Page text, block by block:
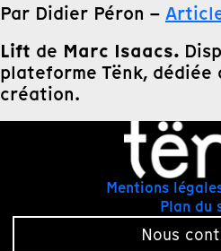
Par Didier Péron –
Lift de Marc Isaacs.
plateforme Tënk,
création.
Mentions
Plan du
Nous